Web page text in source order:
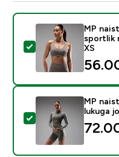
Vali see toode -
MP
sportlik
XS
Vali see toode -
MP
lukuga